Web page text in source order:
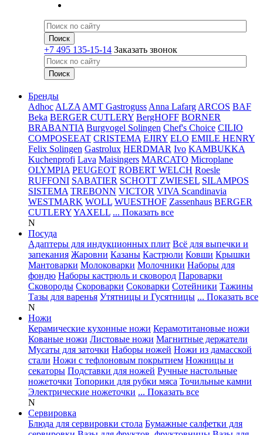
+7 495 135-15-14 Заказать звонок
Бренды
Adhoc ALZA AMT Gastroguss Anna Lafarg ARCOS BAF
Beka BERGER CUTLERY BergHOFF BORNER
BRABANTIA Burgvogel Solingen Chef's Choice CILIO
COMPOSEEAT CRISTEMA EJIRY ELO EMILE HENRY
Felix Solingen Gastrolux HERDMAR Ivo KAMBUKKA
Kuchenprofi Lava Maisingers MARCATO Microplane
OLYMPIA PEUGEOT ROBERT WELCH Roesle
RUFFONI SABATIER SCHOTT ZWIESEL SILAMPOS
SISTEMA TREBONN VICTOR VIVA Scandinavia
WESTMARK WOLL WUESTHOF Zassenhaus BERGER
CUTLERYYAXELL ... Показать все
N
Посуда
Адаптеры для индукционных плит Всё для выпечки и
запекания Жаровни Казаны Кастрюли Ковши Крышки
Мантоварки Молоковарки Молочники Наборы для
фондю Наборы кастрюль и сковород Пароварки
Сковороды Скороварки Соковарки Сотейники Тажины
Тазы для варенья Утятницы и Гусятницы ... Показать все
N
Ножи
Керамические кухонные ножи Керамотитановые ножи
Кованые ножи Листовые ножи Магнитные держатели
Мусаты для заточки Наборы ножей Ножи из дамасской
стали Ножи с тефлоновым покрытием Ножницы и
секаторы Подставки для ножей Ручные настольные
ножеточки Топорики для рубки мяса Точильные камни
Электрические ножеточки ... Показать все
N
Сервировка
Блюда для сервировки стола Бумажные салфетки для